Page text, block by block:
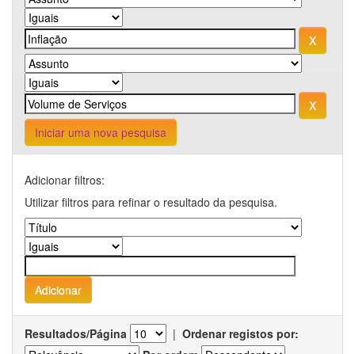
Iniciar uma nova pesquisa
Adicionar filtros:
Utilizar filtros para refinar o resultado da pesquisa.
Resultados/Página | Ordenar registos por: